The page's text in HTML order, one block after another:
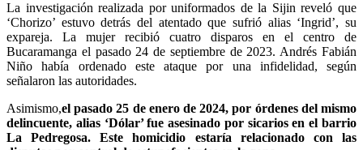
La investigación realizada por uniformados de la Sijin reveló que
‘Chorizo’ estuvo detrás del atentado que sufrió alias ‘Ingrid’, su
expareja. La mujer recibió cuatro disparos en el centro de
Bucaramanga el pasado 24 de septiembre de 2023. Andrés Fabián
Niño había ordenado este ataque por una infidelidad, según
señalaron las autoridades.
Asimismo,el pasado 25 de enero de 2024, por órdenes del mismo
delincuente, alias ‘Dólar’ fue asesinado por sicarios en el barrio
La Pedregosa. Este homicidio estaría relacionado con las